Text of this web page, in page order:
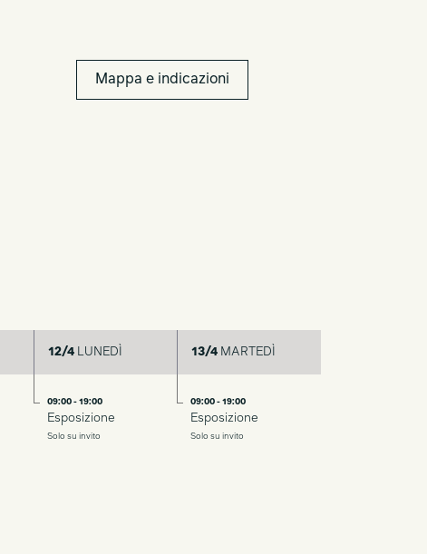
Mappa e indicazioni
12/4LUNEDÌ
09:00 - 19:00
Esposizione
Solo su invito
13/4 MARTEDÌ
09:00 - 19:00
Esposizione
Solo su invito